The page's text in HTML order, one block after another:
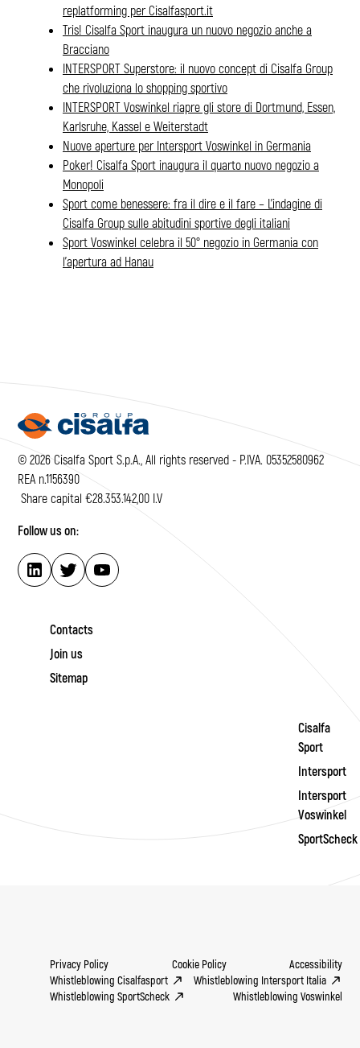
replatforming per Cisalfasport.it
Tris! Cisalfa Sport inaugura un nuovo negozio anche a
Bracciano
INTERSPORT Superstore: il nuovo concept di Cisalfa Group
che rivoluziona lo shopping sportivo
INTERSPORT Voswinkel riapre gli store di Dortmund, Essen,
Karlsruhe, Kassel e Weiterstadt
Nuove aperture per Intersport Voswinkel in Germania
Poker! Cisalfa Sport inaugura il quarto nuovo negozio a
Monopoli
Sport come benessere: fra il dire e il fare – L’indagine di
Cisalfa Group sulle abitudini sportive degli italiani
Sport Voswinkel celebra il 50° negozio in Germania con
l’apertura ad Hanau
© 2026 Cisalfa Sport S.p.A., All rights reserved - P.IVA. 05352580962
REA n.1156390
Share capital €28.353.142,00 I.V
Follow us on:
Contacts
Join us
Sitemap
Cisalfa
Sport
Intersport
Intersport
Voswinkel
SportScheck
Privacy Policy Cookie Policy
Accessibility
Whistleblowing Cisalfasport
Whistleblowing Intersport Italia
Whistleblowing SportScheck
Whistleblowing Voswinkel